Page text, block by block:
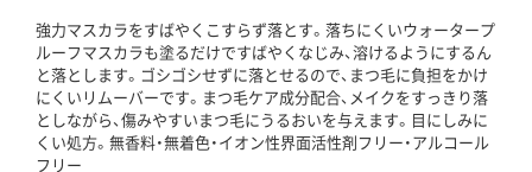
強力マスカラをすばやくこすらず落とす。落ちにくいウォータープ
ルーフマスカラも塗るだけですばやくなじみ、溶けるようにするん
と落とします。ゴシゴシせずに落とせるので、まつ毛に負担をかけ
にくいリムーバーです。まつ毛ケア成分配合、メイクをすっきり落
としながら、傷みやすいまつ毛にうるおいを与えます。目にしみに
くい処方。無香料・無着色・イオン性界面活性剤フリー・アルコール
フリー